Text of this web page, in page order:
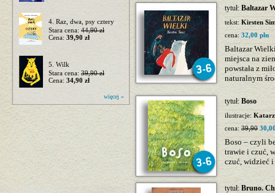
4. Raz, dwa, psy cztery
Stara cena: 44,90 zł
Cena: 39,90 zł
5. Wilk
Stara cena: 39,90 zł
Cena: 34,90 zł
więcej »
tytuł: Baltazar
tekst: Kirsten
cena:32,00 pln
Baltazar
miejsca na
powstała z
naturalnym
tytuł: Boso
ilustracje:
cena: 39,90
Boso – czyli
trawie i czuć,
czuć, widzieć
tytuł: Bruno.